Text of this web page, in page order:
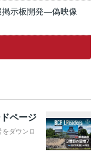
掲示板開発―偽映像
ページ
ダウンロ